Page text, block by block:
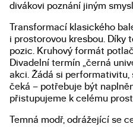
divákovi poznání jiným
Transformací klasického
i prostorovou kresbou. Díky
pozic. Kruhový formát
Divadelní termín „černá
akci. Žádá si
čeká – potřebuje být
přistupujeme k celému
Temná modř, odrážející se